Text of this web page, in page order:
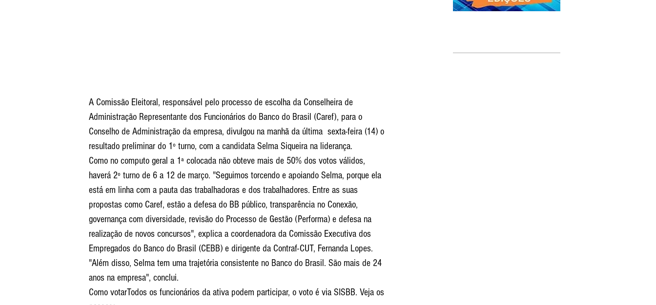
A Comissão Eleitoral, responsável pelo processo de escolha da Conselheira de
Administração Representante dos Funcionários do Banco do Brasil (Caref), para o
Conselho de Administração da empresa, divulgou na manhã da última  sexta-feira (14) o
resultado preliminar do 1º turno, com a candidata Selma Siqueira na liderança.
Como no computo geral a 1ª colocada não obteve mais de 50% dos votos válidos,
haverá 2º turno de 6 a 12 de março. "Seguimos torcendo e apoiando Selma, porque ela
está em linha com a pauta das trabalhadoras e dos trabalhadores. Entre as suas
propostas como Caref, estão a defesa do BB público, transparência no Conexão,
governança com diversidade, revisão do Processo de Gestão (Performa) e defesa na
realização de novos concursos", explica a coordenadora da Comissão Executiva dos
Empregados do Banco do Brasil (CEBB) e dirigente da Contraf-CUT, Fernanda Lopes.
"Além disso, Selma tem uma trajetória consistente no Banco do Brasil. São mais de 24
anos na empresa", conclui.
Como votarTodos os funcionários da ativa podem participar, o voto é via SISBB. Veja os